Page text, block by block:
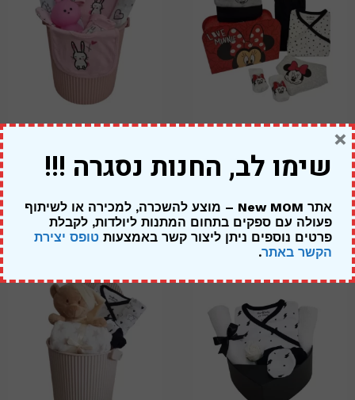
מתנה ליולדת בת – מיני מאוס
מזוודה אדומה
319.00 ₪
שימו לב, החנות נסגרה !!!
אתר New MOM – מוצע להשכרה, למכירה או לשיתוף
פעולה עם ספקים בתחום המתנות ליולדות, לקבלת
פרטים נוספים ניתן ליצור קשר באמצעות טופס יצירת
הקשר באתר.
×